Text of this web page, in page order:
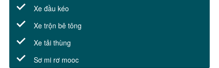
Xe đầu kéo
Xe trộn bê tông
Xe tải thùng
Sơ mi rơ mooc